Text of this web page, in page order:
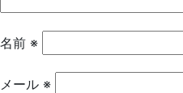
ン
名前 ※
メール ※